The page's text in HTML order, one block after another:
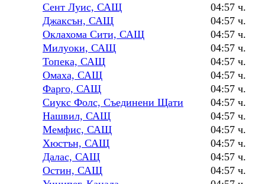
Сент Луис, САЩ
04:57 ч.
Джаксън, САЩ
04:57 ч.
Оклахома Сити, САЩ
04:57 ч.
Милуоки, САЩ
04:57 ч.
Топека, САЩ
04:57 ч.
Омаха, САЩ
04:57 ч.
Фарго, САЩ
04:57 ч.
Сиукс Фолс, Съединени Щати
04:57 ч.
Нашвил, САЩ
04:57 ч.
Мемфис, САЩ
04:57 ч.
Хюстън, САЩ
04:57 ч.
Далас, САЩ
04:57 ч.
Остин, САЩ
04:57 ч.